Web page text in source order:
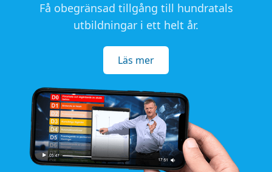
Få obegränsad tillgång till hundratals
utbildningar i ett helt år.
Läs mer